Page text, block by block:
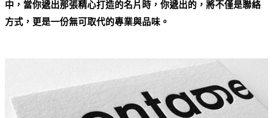
中，當你遞出那張精心打造的名片時，你遞出的，將不僅是聯絡
方式，更是一份無可取代的專業與品味。